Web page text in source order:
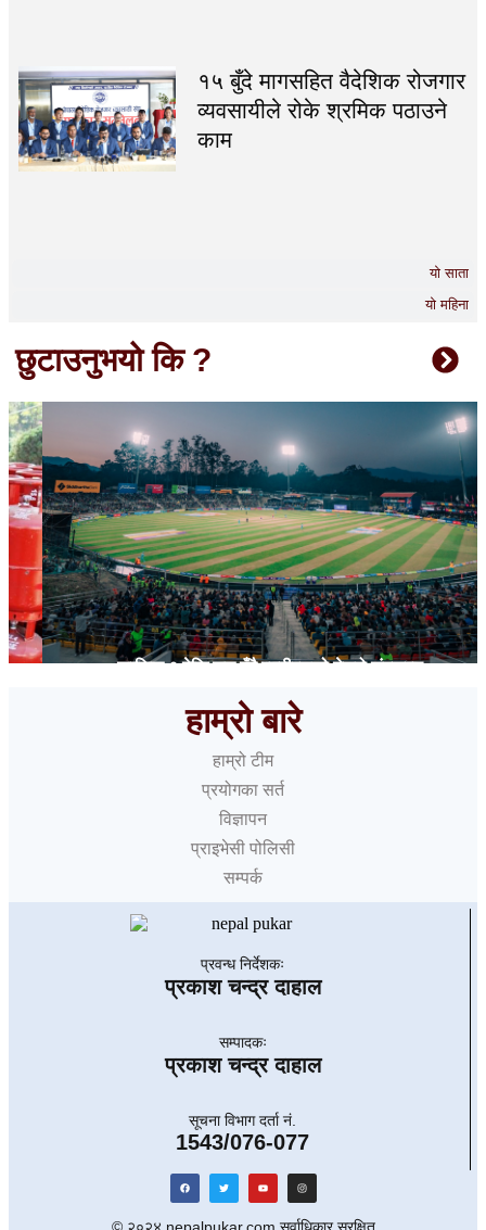
यो साता
यो महिना
१५ बुँदे मागसहित वैदेशिक रोजगार
व्यवसायीले रोके श्रमिक पठाउने
काम
छुटाउनुभयो कि ?
कात्तिक ९ देखि सुरु हुँदै एनपीएलको तेस्रो संस्करण
हाम्रो बारे
हाम्रो टीम
प्रयोगका सर्त
विज्ञापन
प्राइभेसी पोलिसी
सम्पर्क
प्रवन्ध निर्देशकः
प्रकाश चन्द्र दाहाल
सम्पादकः
प्रकाश चन्द्र दाहाल
सूचना विभाग दर्ता नं.
1543/076-077
© २०२४ nepalpukar.com सर्वाधिकार सुरक्षित